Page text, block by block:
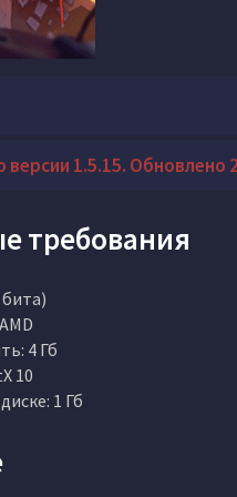
1.5.15. Обновлено
требования
4 Гб
10
1 Гб